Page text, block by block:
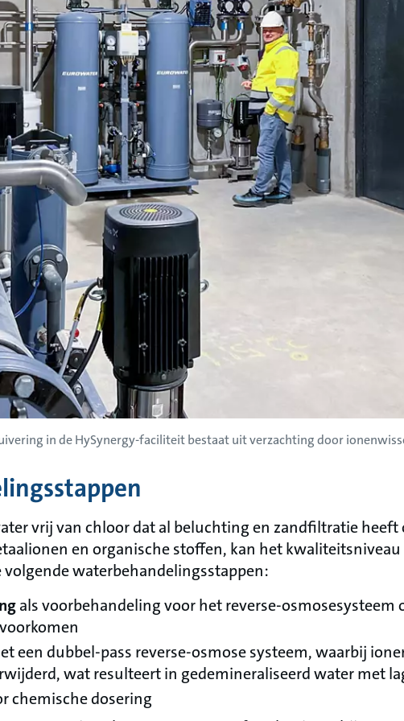
in de HySynergy-faciliteit bestaat uit verzachting door
vrij van chloor dat al beluchting en zandfiltratie heeft
en organische stoffen, kan het
waterbehandelingsstappen:
als voorbehandeling voor het reverse-
een dubbel-pass reverse-osmose systeem, waarbij
wat resulteert in gedemineraliseerd water met
chemische dosering